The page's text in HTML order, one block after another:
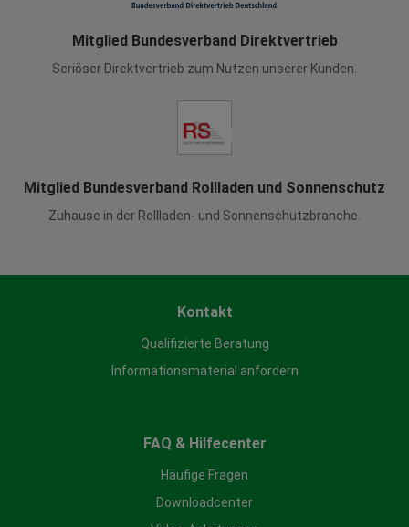
Mitglied Bundesverband Direktvertrieb
Seriöser Direktvertrieb zum Nutzen unserer Kunden.
Mitglied Bundesverband Rollladen und Sonnenschutz
Zuhause in der Rollladen- und Sonnenschutzbranche.
Kontakt
Qualifizierte Beratung
Informationsmaterial anfordern
FAQ & Hilfecenter
Häufige Fragen
Downloadcenter